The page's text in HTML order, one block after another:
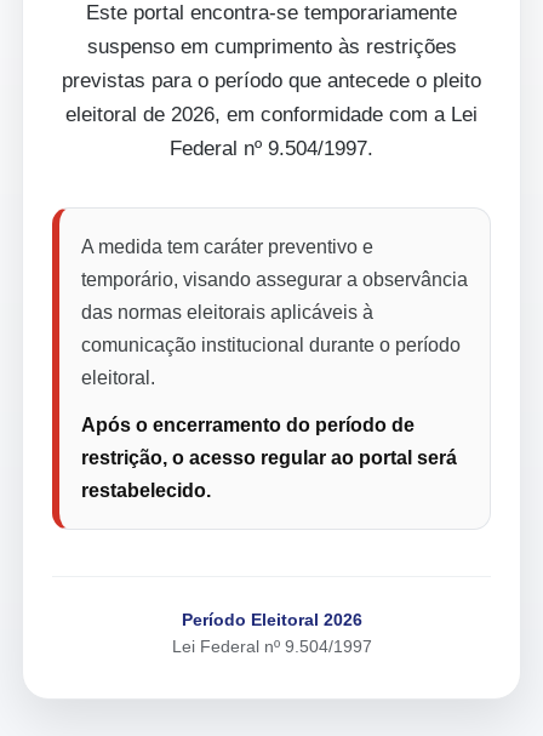
Este portal encontra-se temporariamente
suspenso em cumprimento às restrições
previstas para o período que antecede o pleito
eleitoral de 2026, em conformidade com a Lei
Federal nº 9.504/1997.
A medida tem caráter preventivo e
temporário, visando assegurar a observância
das normas eleitorais aplicáveis à
comunicação institucional durante o período
eleitoral.
Após o encerramento do período de
restrição, o acesso regular ao portal será
restabelecido.
Período Eleitoral 2026
Lei Federal nº 9.504/1997